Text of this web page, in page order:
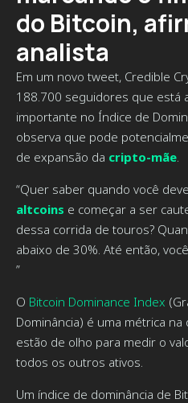
do Bitcoin,
analista
Em um novo tweet, Credible
188.700 seguidores que está
importante no Índice de
observa que pode
de expansão da cripto-mãe.
“Quer saber quando você
altcoins e começar a ser
dessa corrida de touros?
abaixo de 30%. Até então,
”
O Bitcoin Dominance Index
Dominância) é uma métrica
estão de olho para medir o
todos os outros ativos.
Um índice de dominância de